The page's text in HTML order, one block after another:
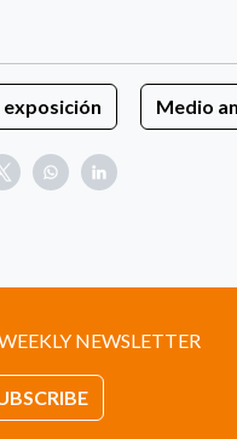
exposición Medio
NEWSLETTER